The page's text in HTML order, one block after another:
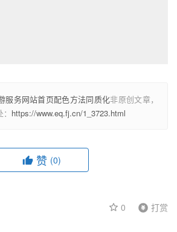
服务网站首页配色方法同质化非原创文章，
https://www.eq.fj.cn/1_3723.html
赞 (0)
0 打赏